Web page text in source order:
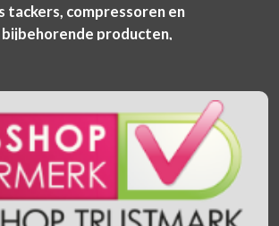
tackers, compressoren en
bijbehorende producten,